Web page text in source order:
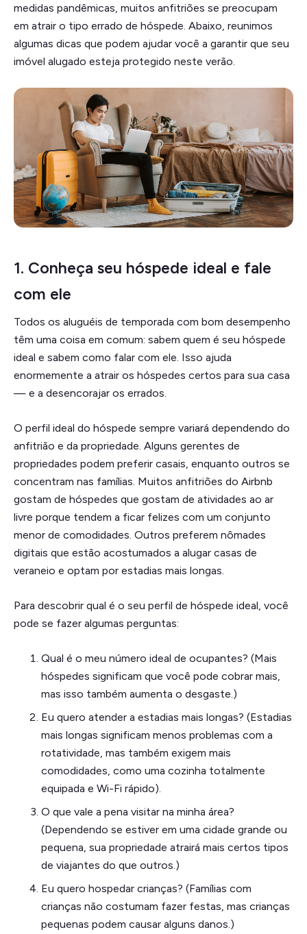
medidas pandêmicas, muitos anfitriões se preocupam
em atrair o tipo errado de hóspede. Abaixo, reunimos
algumas dicas que podem ajudar você a garantir que seu
imóvel alugado esteja protegido neste verão.
1. Conheça seu hóspede ideal e fale
com ele
Todos os aluguéis de temporada com bom desempenho
têm uma coisa em comum: sabem quem é seu hóspede
ideal e sabem como falar com ele. Isso ajuda
enormemente a atrair os hóspedes certos para sua casa
— e a desencorajar os errados.
O perfil ideal do hóspede sempre variará dependendo do
anfitrião e da propriedade. Alguns gerentes de
propriedades podem preferir casais, enquanto outros se
concentram nas famílias. Muitos anfitriões do Airbnb
gostam de hóspedes que gostam de atividades ao ar
livre porque tendem a ficar felizes com um conjunto
menor de comodidades. Outros preferem nômades
digitais que estão acostumados a alugar casas de
veraneio e optam por estadias mais longas.
Para descobrir qual é o seu perfil de hóspede ideal, você
pode se fazer algumas perguntas:
Qual é o meu número ideal de ocupantes? (Mais
hóspedes significam que você pode cobrar mais,
mas isso também aumenta o desgaste.)
Eu quero atender a estadias mais longas? (Estadias
mais longas significam menos problemas com a
rotatividade, mas também exigem mais
comodidades, como uma cozinha totalmente
equipada e Wi-Fi rápido).
O que vale a pena visitar na minha área?
(Dependendo se estiver em uma cidade grande ou
pequena, sua propriedade atrairá mais certos tipos
de viajantes do que outros.)
Eu quero hospedar crianças? (Famílias com
crianças não costumam fazer festas, mas crianças
pequenas podem causar alguns danos.)